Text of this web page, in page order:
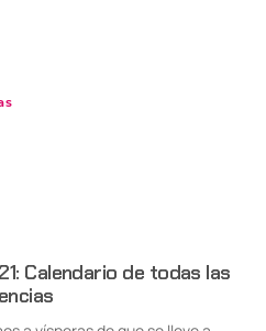
Calendario de todas las